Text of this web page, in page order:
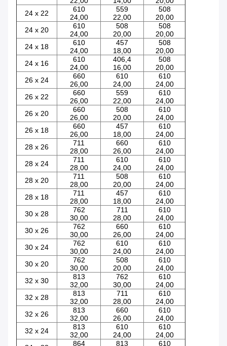
24 x 22
610
24,00
559
22,00
508
20,00
24 x 20
610
24,00
508
20,00
508
20,00
24 x 18
610
24,00
457
18,00
508
20,00
24 x 16
610
24,00
406,4
16,00
508
20,00
26 x 24
660
26,00
610
24,00
610
24,00
26 x 22
660
26,00
559
22,00
610
24,00
26 x 20
660
26,00
508
20,00
610
24,00
26 x 18
660
26,00
457
18,00
610
24,00
28 x 26
711
28,00
660
26,00
610
24,00
28 x 24
711
28,00
610
24,00
610
24,00
28 x 20
711
28,00
508
20,00
610
24,00
28 x 18
711
28,00
457
18,00
610
24,00
30 x 28
762
30,00
711
28,00
610
24,00
30 x 26
762
30,00
660
26,00
610
24,00
30 x 24
762
30,00
610
24,00
610
24,00
30 x 20
762
30,00
508
20,00
610
24,00
32 x 30
813
32,00
762
30,00
610
24,00
32 x 28
813
32,00
711
28,00
610
24,00
32 x 26
813
32,00
660
26,00
610
24,00
32 x 24
813
32,00
610
24,00
610
24,00
864
813
610